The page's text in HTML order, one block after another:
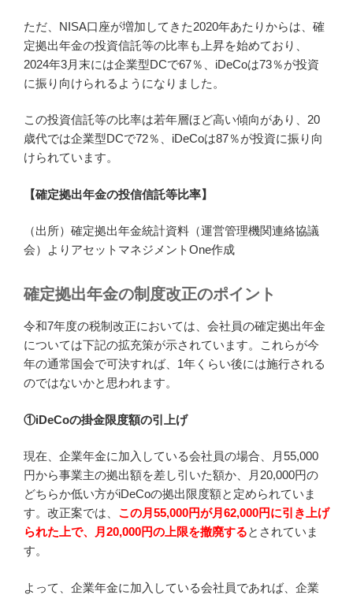
ただ、NISA口座が増加してきた2020年あたりからは、確
定拠出年金の投資信託等の比率も上昇を始めており、
2024年3月末には企業型DCで67％、iDeCoは73％が投資
に振り向けられるようになりました。
この投資信託等の比率は若年層ほど高い傾向があり、20
歳代では企業型DCで72％、iDeCoは87％が投資に振り向
けられています。
【確定拠出年金の投信信託等比率】
（出所）確定拠出年金統計資料（運営管理機関連絡協議
会）よりアセットマネジメントOne作成
確定拠出年金の制度改正のポイント
令和7年度の税制改正においては、会社員の確定拠出年金
については下記の拡充策が示されています。これらが今
年の通常国会で可決すれば、1年くらい後には施行される
のではないかと思われます。
①iDeCoの掛金限度額の引上げ
現在、企業年金に加入している会社員の場合、月55,000
円から事業主の拠出額を差し引いた額か、月20,000円の
どちらか低い方がiDeCoの拠出限度額と定められていま
す。改正案では、 この月55,000円が月62,000円に引き上げ
られた上で、月20,000円の上限を撤廃するとされていま
す。
よって、企業年金に加入している会社員であれば、企業